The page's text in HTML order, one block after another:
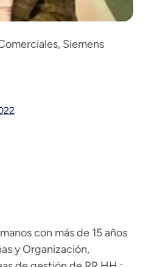
Siemens
con más de 15 años
y Organización,